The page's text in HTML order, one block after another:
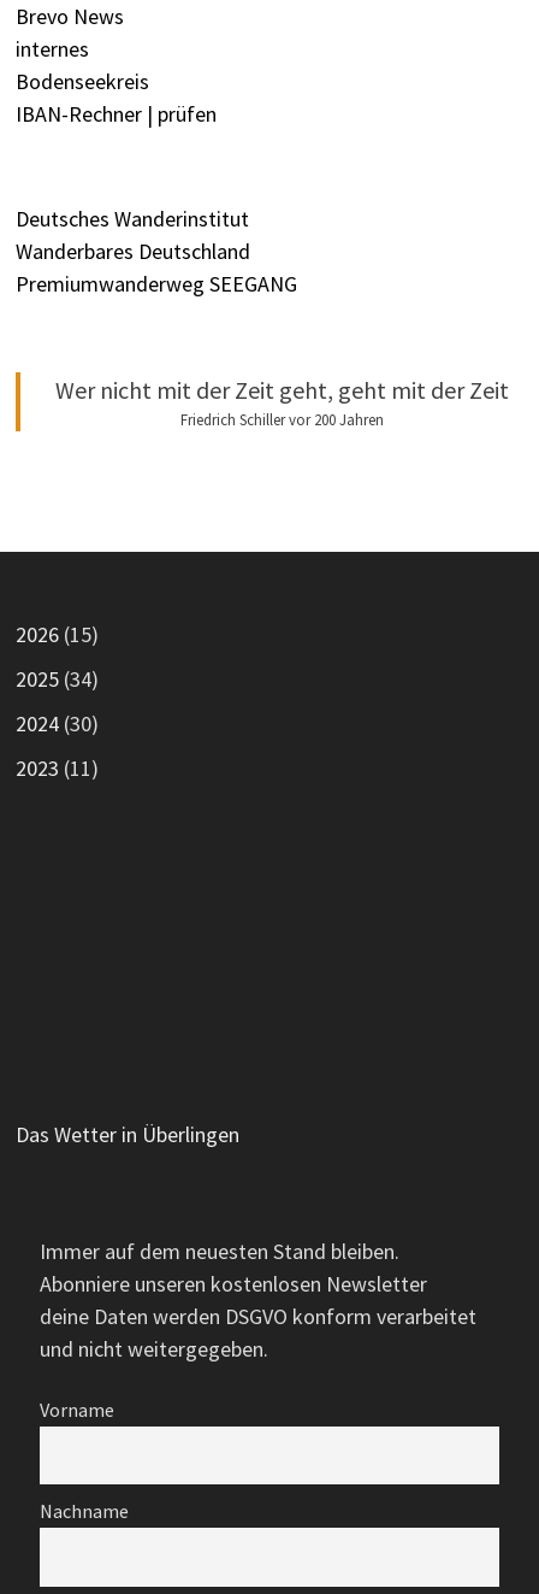
Brevo News
internes
Bodenseekreis
IBAN-Rechner | prüfen
Deutsches Wanderinstitut
Wanderbares Deutschland
Premiumwanderweg SEEGANG
Wer nicht mit der Zeit geht, geht mit der Zeit
Friedrich Schiller vor 200 Jahren
2026(15)
2025(34)
2024(30)
2023 (11)
Das Wetter in Überlingen
Immer auf dem neuesten Stand bleiben.
Abonniere unseren kostenlosen Newsletter
deine Daten werden DSGVO konform verarbeitet
und nicht weitergegeben.
Vorname
Nachname